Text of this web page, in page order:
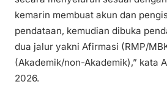
kemarin membuat akun dan
pendataan, kemudian dibuka
dua jalur yakni Afirmasi (RMP/
(Akademik/non-Akademik),” kata
2026.